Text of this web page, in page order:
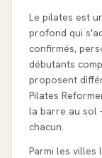
Le pilates est
profond qui
confirmés,
débutants
proposent
Pilates
la barre au sol
chacun.
Parmi les villes